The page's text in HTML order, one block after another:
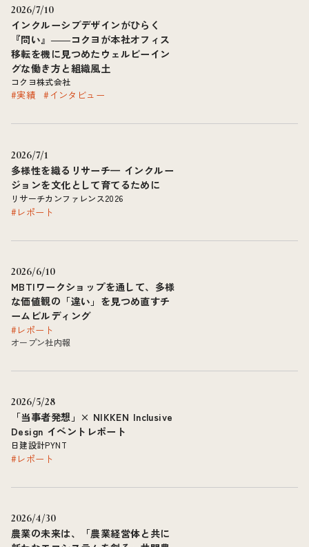
インクルーシブデザインがひらく
『問い』――コクヨが本社オフィス
移転を機に見つめたウェルビーイン
グな働き方と組織風土
2026/7/10
コクヨ株式会社
#実績 #インタビュー
多様性を織るリサーチ— インクルー
ジョンを文化として育てるために
2026/7/1
リサーチカンファレンス2026
#レポート
MBTIワークショップを通して、多様
な価値観の「違い」を見つめ直すチ
ームビルディング
2026/6/10
#レポート
オープン社内報
「当事者発想」× NIKKEN Inclusive
Design イベントレポート
2026/5/28
日建設計PYNT
#レポート
農業の未来は、「農業経営体と共に
2026/4/30